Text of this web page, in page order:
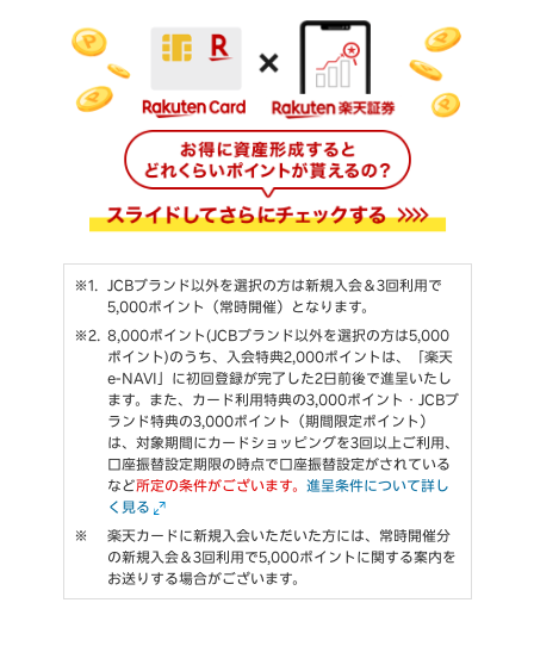
JCBブランド以外を選択の方は新規入会＆3回利用で
5,000ポイント（常時開催）となります。
8,000ポイント(JCBブランド以外を選択の方は5,000
ポイント)のうち、入会特典2,000ポイントは、「楽天
e-NAVI」に初回登録が完了した2日前後で進呈いたし
ます。また、カード利用特典の3,000ポイント・JCBブ
ランド特典の3,000ポイント（期間限定ポイント）
は、対象期間にカードショッピングを3回以上ご利用、
口座振替設定期限の時点で口座振替設定がされている
など所定の条件がございます。 進呈条件について詳し
く見る
楽天カードに新規入会いただいた方には、常時開催分
の新規入会＆3回利用で5,000ポイントに関する案内を
お送りする場合がございます。